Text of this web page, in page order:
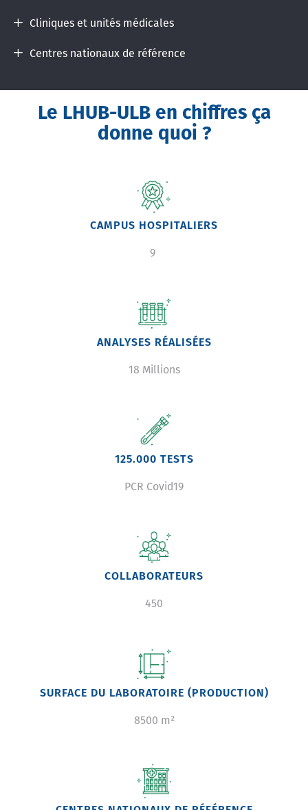
Cliniques et unités médicales
Centres nationaux de référence
Le LHUB-ULB en chiffres ça
donne quoi ?
CAMPUS HOSPITALIERS
9
ANALYSES RÉALISÉES
18 Millions
125.000 TESTS
PCR Covid19
COLLABORATEURS
450
SURFACE DU LABORATOIRE (PRODUCTION)
8500 m²